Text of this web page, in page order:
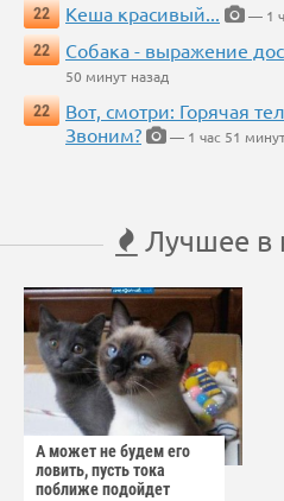
22
Кеша красивый...
— 1
22
Собака - выражение
50 минут назад
22
Вот, смотри: Горячая
Звоним?
— 1 час 51
Лучшее в
А может не будем его
ловить, пусть тока
поближе подойдет